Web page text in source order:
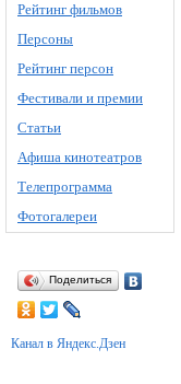
Рейтинг фильмов
Персоны
Рейтинг персон
Фестивали и премии
Статьи
Афиша кинотеатров
Телепрограмма
Фотогалереи
Поделиться
Канал в Яндекс.Дзен